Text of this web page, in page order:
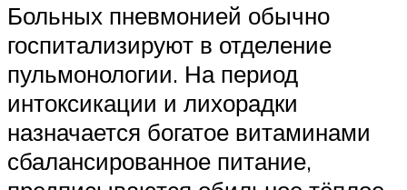
Больных пневмонией обычно
госпитализируют в отделение
пульмонологии. На период
интоксикации и лихорадки
назначается богатое витаминами
сбалансированное питание,